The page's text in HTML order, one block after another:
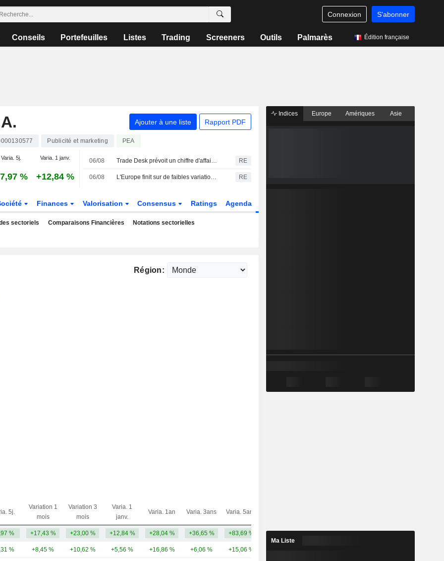
Connexion S'abonner
Conseils Portefeuilles Listes Trading Screeners Outils Palmarès Édition française
Ajouter à une liste Rapport PDF
Publicité et marketing PEA
Varia. 5j. Varia. 1 janv.
% +12,84 %
06/08 Trade Desk prévoit un chiffre d'affaires trimestriel décevant, le titre chute RE
06/08 L'Europe finit sur de faibles variations, le Moyen-Orient inquiète de nouveau RE
Finances Valorisation Consensus Ratings Agenda
sectoriels Comparaisons Financières Notations sectorielles
Région:
5j.
Variation 1
mois
Variation 3
mois
Varia. 1
janv.
Varia. 1an Varia. 3ans Varia. 5ans
% +17,43 % +23,00 % +12,84 % +28,04 % +36,65 % +83,69 %
% +8,45 % +10,62 % +5,56 % +16,86 % +6,06 % +15,06 %
Indices Europe Amériques Asie
Ma Liste